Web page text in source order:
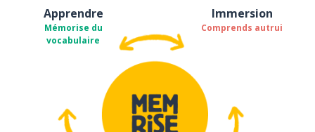
Apprendre
Mémorise du
vocabulaire
Immersion
Comprends autrui